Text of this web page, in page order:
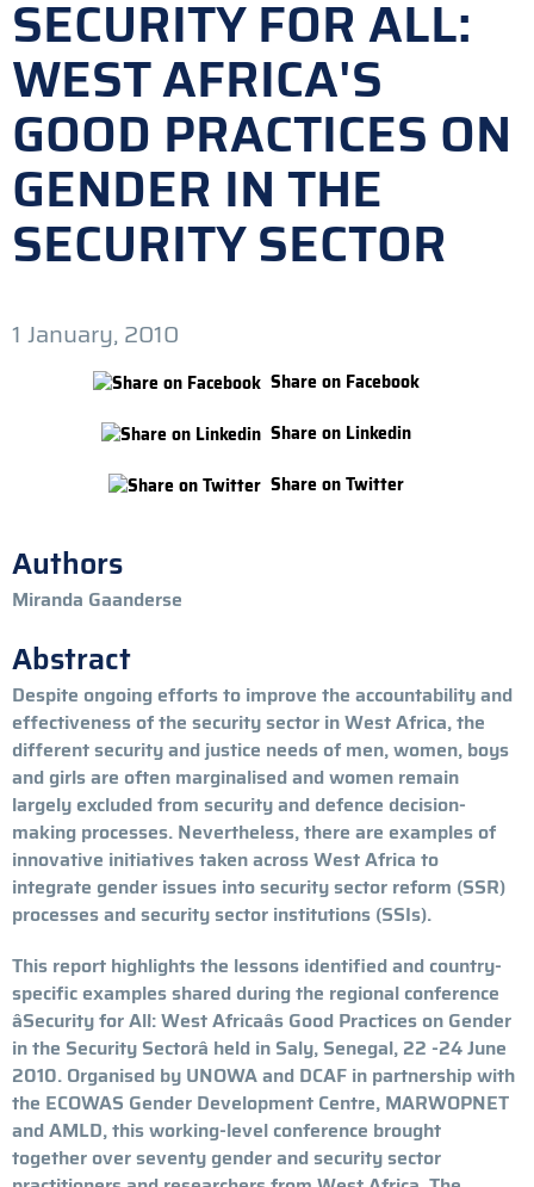
SECURITY FOR ALL:
WEST AFRICA'S
GOOD PRACTICES ON
GENDER IN THE
SECURITY SECTOR
1 January, 2010
Share on Facebook
Share on Linkedin
Share on Twitter
Authors
Miranda Gaanderse
Abstract
Despite ongoing efforts to improve the accountability and
effectiveness of the security sector in West Africa, the
different security and justice needs of men, women, boys
and girls are often marginalised and women remain
largely excluded from security and defence decision-
making processes. Nevertheless, there are examples of
innovative initiatives taken across West Africa to
integrate gender issues into security sector reform (SSR)
processes and security sector institutions (SSIs).
This report highlights the lessons identified and country-
specific examples shared during the regional conference
âSecurity for All: West Africaâs Good Practices on Gender
in the Security Sectorâ held in Saly, Senegal, 22 -24 June
2010. Organised by UNOWA and DCAF in partnership with
the ECOWAS Gender Development Centre, MARWOPNET
and AMLD, this working-level conference brought
together over seventy gender and security sector